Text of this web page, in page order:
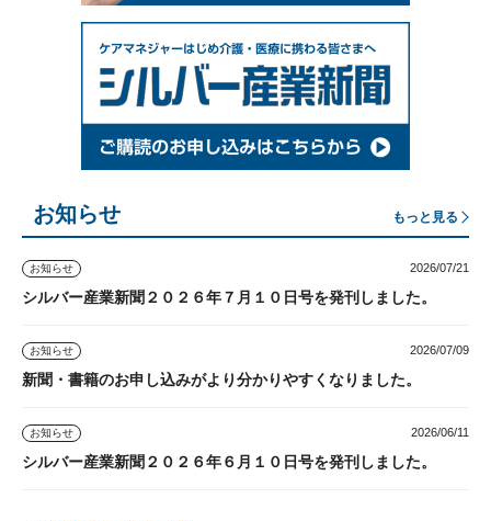
お知らせ もっと見る
お知らせ 2026/07/21
シルバー産業新聞２０２６年７月１０日号を発刊しました。
お知らせ 2026/07/09
新聞・書籍のお申し込みがより分かりやすくなりました。
お知らせ 2026/06/11
シルバー産業新聞２０２６年６月１０日号を発刊しました。